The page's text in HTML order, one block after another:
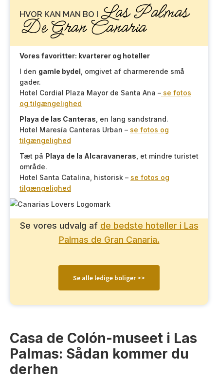
HVOR KAN MAN BO I Las Palmas
De Gran Canaria
Vores favoritter: kvarterer og hoteller
I den gamle bydel , omgivet af charmerende små
gader.
Hotel Cordial Plaza Mayor de Santa Ana – se fotos
og tilgængelighed
Playa de las Canteras, en lang sandstrand.
Hotel Maresía Canteras Urban – se fotos og
tilgængelighed
Tæt på Playa de la Alcaravaneras, et mindre turistet
område.
Hotel Santa Catalina, historisk – se fotos og
tilgængelighed
Se vores udvalg af de bedste hoteller i Las
Palmas de Gran Canaria.
Se alle ledige boliger >>
Casa de Colón-museet i Las
Palmas: Sådan kommer du
derhen